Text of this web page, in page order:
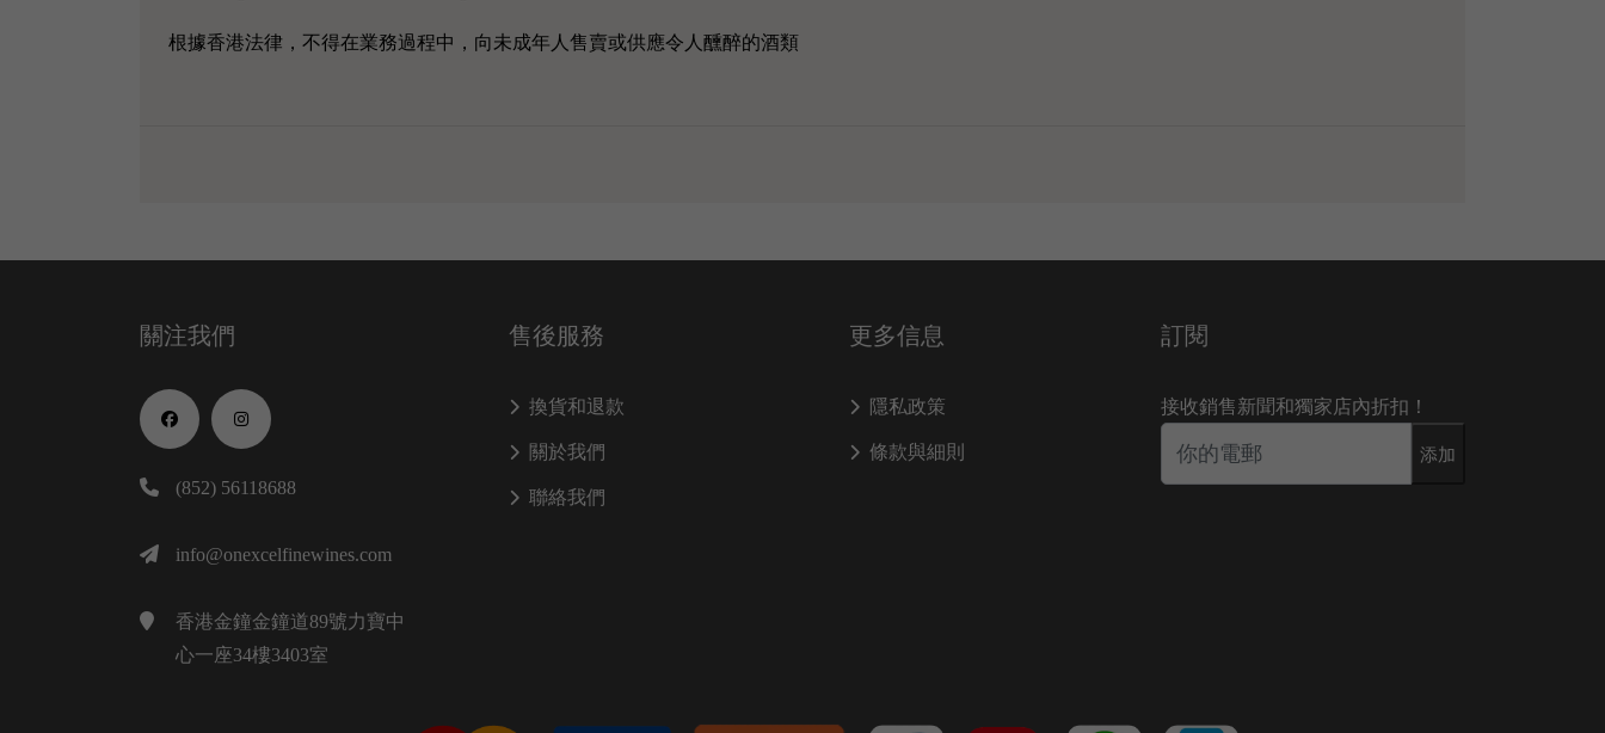
根據香港法律，不得在業務過程中，向未成年人售賣或供應令人醺醉的酒類
關注我們
(852) 56118688
info@onexcelfinewines.com
香港金鐘金鐘道89號力寶中
心一座34樓3403室
售後服務
換貨和退款
關於我們
聯絡我們
更多信息
隱私政策
條款與細則
訂閱
接收銷售新聞和獨家店內折扣！
添加